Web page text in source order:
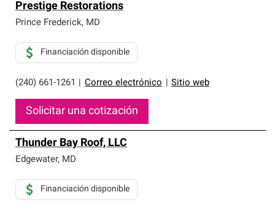
parte de una red exclusiva de profesionales de techos
que cumplen con altos estándares y requisitos estrictos
Prestige Restorations
Prince Frederick, MD
(240) 661-1261 Correo electrónico Sitio web
Financiación disponible
Solicitar una cotización
Thunder Bay Roof, LLC
Edgewater, MD
Financiación disponible